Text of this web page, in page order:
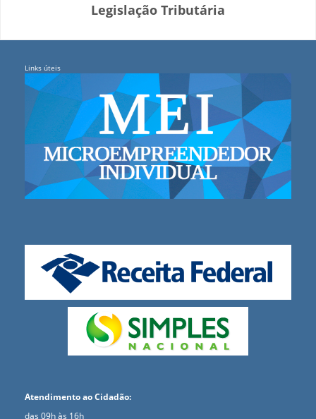
Legislação Tributária
Links úteis
Atendimento ao Cidadão:
das 09h às 16h